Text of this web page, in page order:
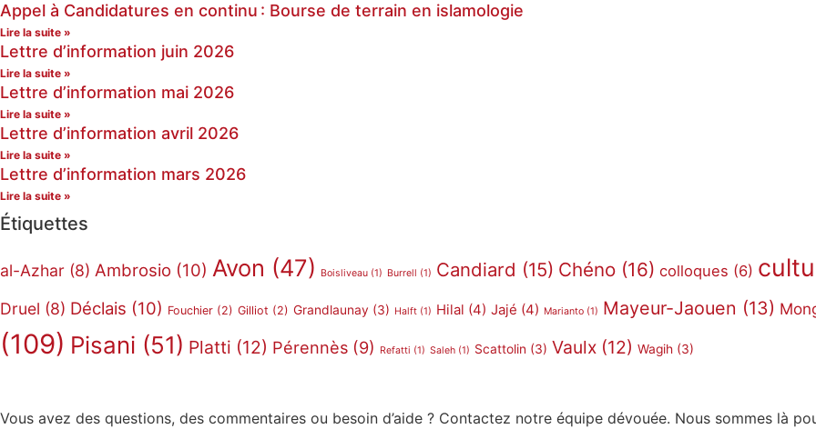
Appel à Candidatures en continu : Bourse de terrain en islamologie
Lire la suite »
Lettre d’information juin 2026
Lire la suite »
Lettre d’information mai 2026
Lire la suite »
Lettre d’information avril 2026
Lire la suite »
Lettre d’information mars 2026
Lire la suite »
Étiquettes
al-Azhar (8) Ambrosio (10) Avon (47) Boisliveau (1) Burrell (1) Candiard (15) Chéno (16) colloques (6)
Druel (8) Déclais (10) Fouchier (2) Gilliot (2) Grandlaunay (3) Halft (1) Hilal (4) Jajé (4) Marianto (1) Mayeur-Jaouen (13)
(109) Pisani (51) Platti (12) Pérennès (9) Refatti (1) Saleh (1) Scattolin (3) Vaulx (12) Wagih (3)
Vous avez des questions, des commentaires ou besoin d’aide ? Contactez notre équipe dévouée. Nous sommes là